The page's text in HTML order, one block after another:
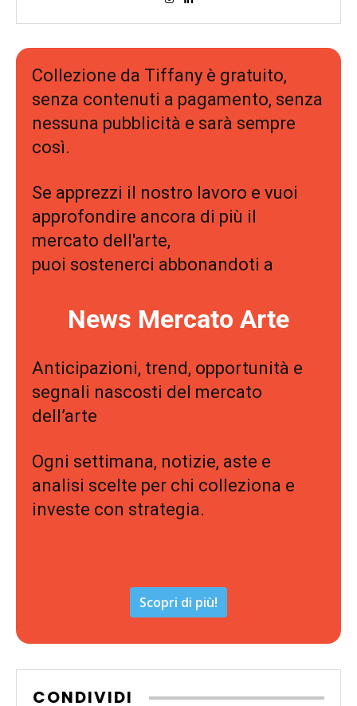
Collezione da Tiffany è gratuito,
senza contenuti a pagamento, senza
nessuna pubblicità e sarà sempre
così.
Se apprezzi il nostro lavoro e vuoi
approfondire ancora di più il
mercato dell'arte,
puoi sostenerci abbonandoti a
News Mercato Arte
Anticipazioni, trend, opportunità e
segnali nascosti del mercato
dell’arte
Ogni settimana, notizie, aste e
analisi scelte per chi colleziona e
investe con strategia.
Scopri di più!
CONDIVIDI